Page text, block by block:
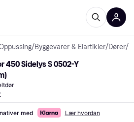
/Byggevarer & Elartikler/Dører/
450 Sidelys S 0502-Y
med Lær hvordan